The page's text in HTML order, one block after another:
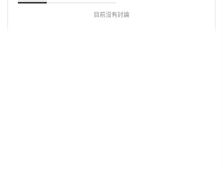
目前沒有討論